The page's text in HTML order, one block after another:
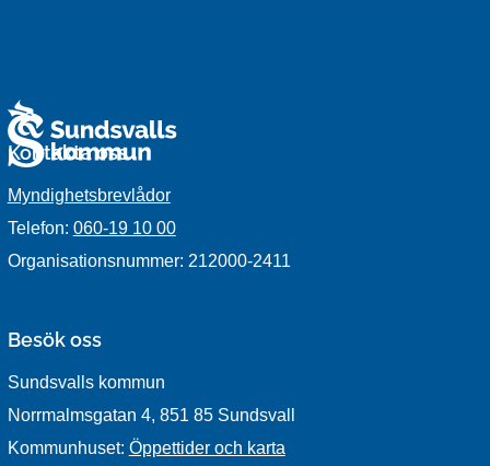
Kontakta oss
Myndighetsbrevlådor
Telefon: 060-19 10 00
Organisationsnummer: 212000-2411
Besök oss
Sundsvalls kommun
Norrmalmsgatan 4, 851 85 Sundsvall
Kommunhuset: Öppettider och karta